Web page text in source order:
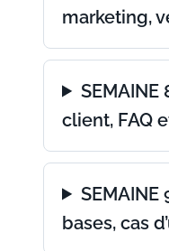
marketing,
client, FAQ
SEMAINE
bases, cas